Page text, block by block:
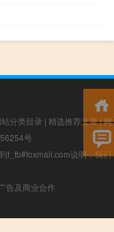
分类目录 | 精选推荐文章|网
号
f_fb#foxmail.com说明，我们
告及商业合作